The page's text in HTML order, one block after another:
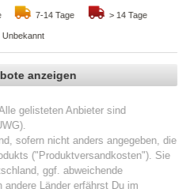
7-14 Tage > 14 Tage
Unbekannt
anzeigen